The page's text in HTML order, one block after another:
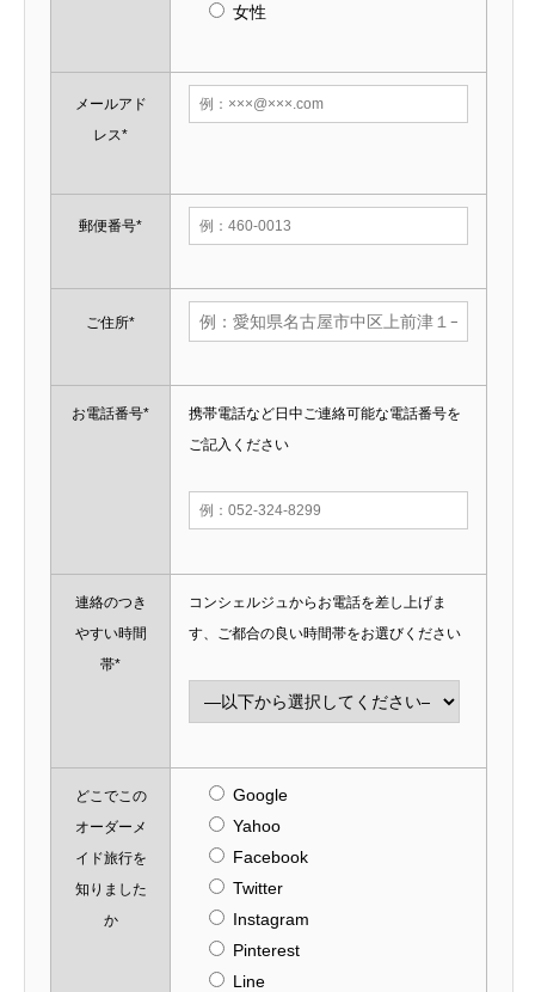
女性
メールアド
レス*
郵便番号*
ご住所*
お電話番号*
携帯電話など日中ご連絡可能な電話番号を
ご記入ください
連絡のつき
やすい時間
帯*
コンシェルジュからお電話を差し上げま
す、ご都合の良い時間帯をお選びください
どこでこの
オーダーメ
イド旅行を
知りました
か
Google
Yahoo
Facebook
Twitter
Instagram
Pinterest
Line